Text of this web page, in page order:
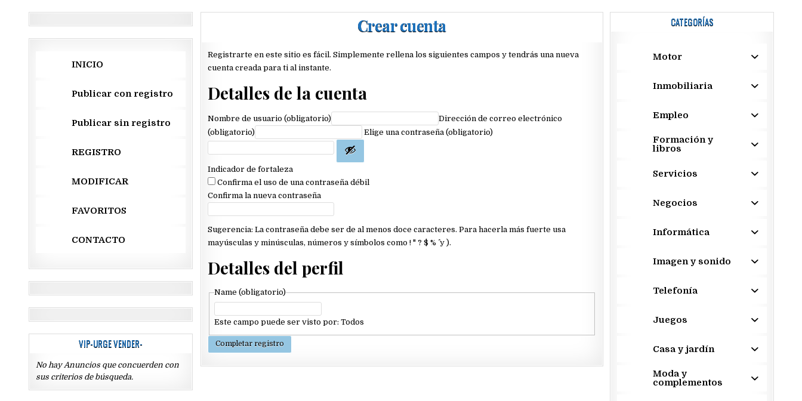
Crear cuenta
Registrarte en este sitio es fácil. Simplemente rellena los siguientes campos y tendrás una nueva
cuenta creada para ti al instante.
Detalles de la cuenta
Nombre de usuario (obligatorio)
Dirección de correo electrónico
(obligatorio)
Elige una contraseña (obligatorio)
Indicador de fortaleza
Confirma el uso de una contraseña débil
Confirma la nueva contraseña
Sugerencia: La contraseña debe ser de al menos doce caracteres. Para hacerla más fuerte usa
mayúsculas y minúsculas, números y símbolos como ! " ? $ % ^ y ).
Detalles del perfil
Name (obligatorio)
Este campo puede ser visto por: Todos
INICIO
Publicar con registro
Publicar sin registro
REGISTRO
MODIFICAR
FAVORITOS
CONTACTO
VIP-URGE VENDER-
No hay Anuncios que concuerden con
sus criterios de búsqueda.
CATEGORÍAS
Motor
Inmobiliaria
Empleo
Formación y
libros
Servicios
Negocios
Informática
Imagen y sonido
Telefonía
Juegos
Casa y jardín
Moda y
complementos